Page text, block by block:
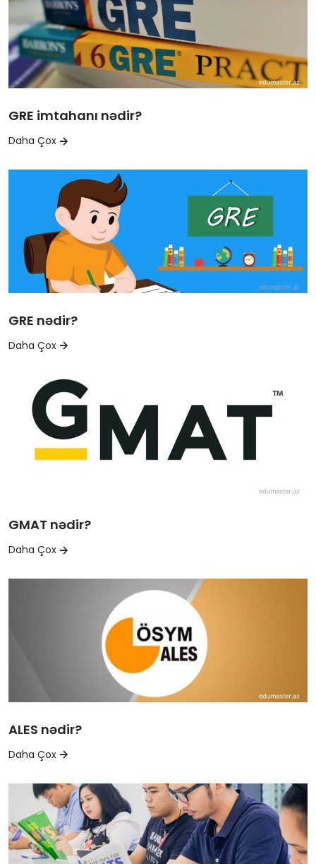
GRE imtahanı nədir?
Daha Çox
GRE nədir?
Daha Çox
GMAT nədir?
Daha Çox
ALES nədir?
Daha Çox